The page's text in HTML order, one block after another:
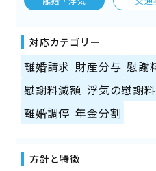
対応カテゴリー
離婚請求 財産分与 慰謝
慰謝料減額 浮気の慰謝料
離婚調停 年金分割
方針と特徴